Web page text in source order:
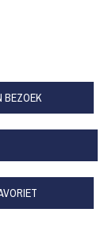
BEZOEK